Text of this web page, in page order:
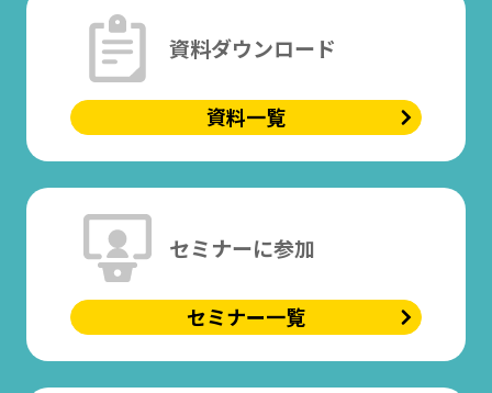
資料ダウンロード
資料一覧
セミナーに参加
セミナー一覧